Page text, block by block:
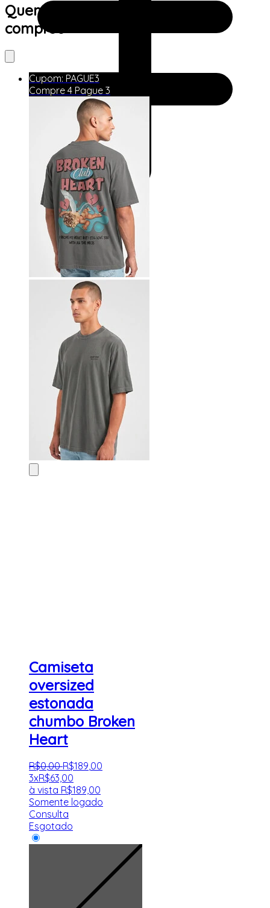
Quem viu este produto também
comprou
Camiseta
oversized
estonada
chumbo Broken
Heart
R$0,00 R$189,00
3xR$63,00
à vista R$189,00
Somente logado
Consulta
Esgotado